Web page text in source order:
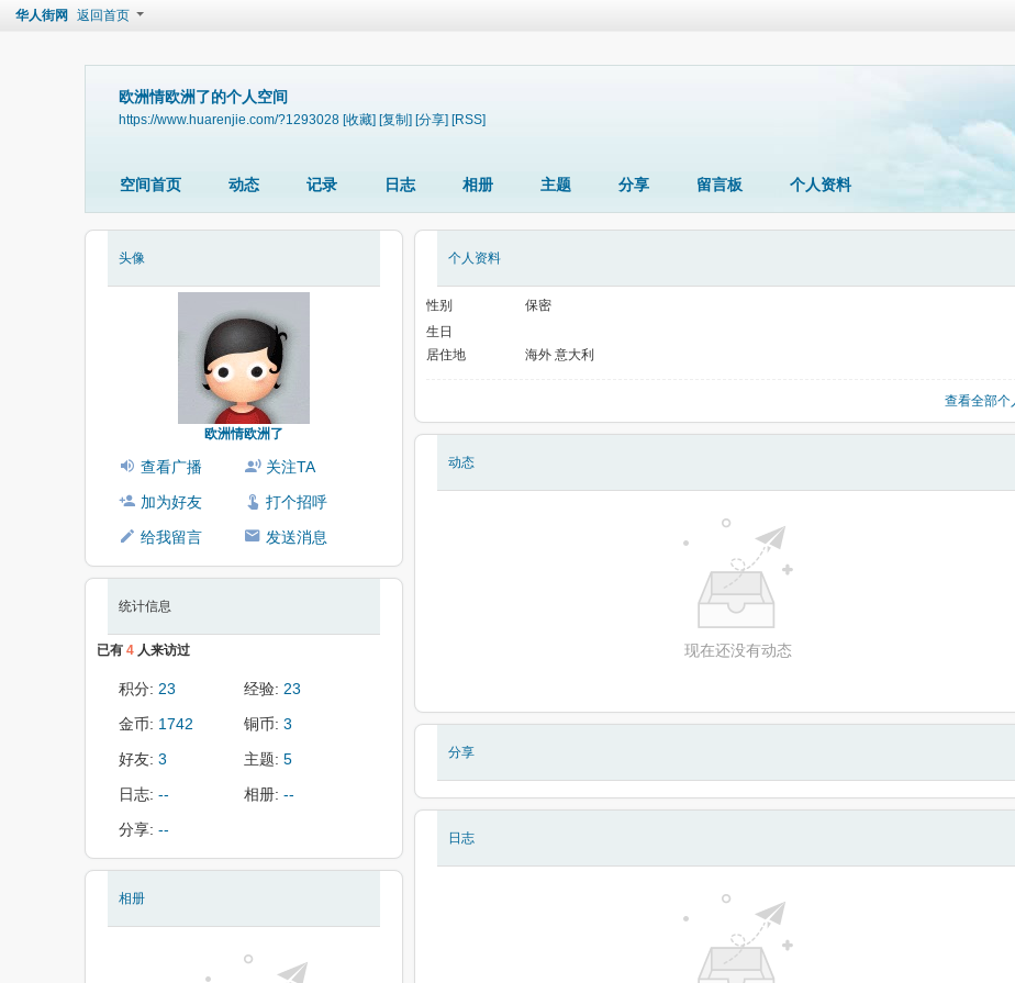
华人街网 返回首页
欧洲情欧洲了的个人空间
https://www.huarenjie.com/?1293028 [收藏] [复制] [分享] [RSS]
空间首页 动态 记录 日志 相册 主题 分享 留言板 个人资料
头像
欧洲情欧洲了
查看广播
关注TA
加为好友
打个招呼
给我留言
发送消息
统计信息
已有 4 人来访过
积分: 23 经验: 23
金币: 1742 铜币: 3
好友: 3 主题: 5
日志: -- 相册: --
分享: --
相册
个人资料
性别
保密
生日
居住地
海外 意大利
查看全部个
动态
现在还没有动态
分享
日志